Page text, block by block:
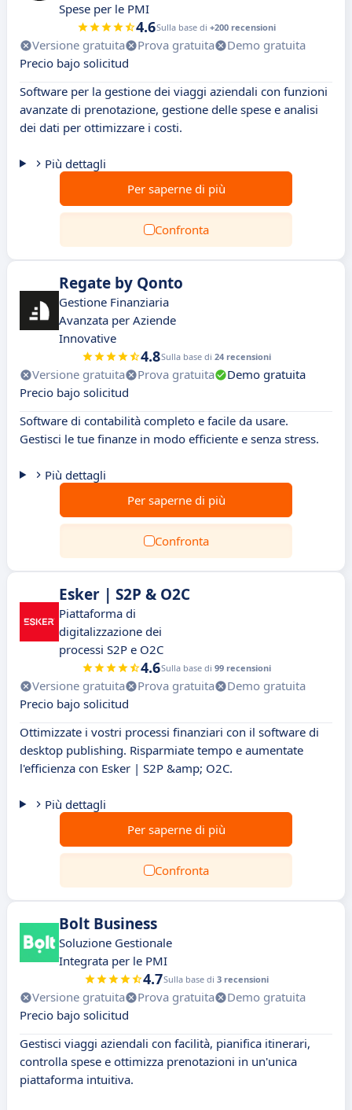
Spese per le PMI
4.6Sulla base di +200 recensioni
Versione gratuita Prova gratuita
Demo gratuita
Precio bajo solicitud
Software per la gestione dei viaggi aziendali con funzioni
avanzate di prenotazione, gestione delle spese e analisi
dei dati per ottimizzare i costi.
Più dettagli
Per saperne di più
Confronta
Regate by Qonto
Gestione Finanziaria
Avanzata per Aziende
Innovative
4.8Sulla base di 24 recensioni
Versione gratuita Prova gratuita
Demo gratuita
Precio bajo solicitud
Software di contabilità completo e facile da usare.
Gestisci le tue finanze in modo efficiente e senza stress.
Più dettagli
Per saperne di più
Confronta
Esker | S2P & O2C
Piattaforma di
digitalizzazione dei
processi S2P e O2C
4.6Sulla base di 99 recensioni
Versione gratuita Prova gratuita
Demo gratuita
Precio bajo solicitud
Ottimizzate i vostri processi finanziari con il software di
desktop publishing. Risparmiate tempo e aumentate
l'efficienza con Esker | S2P &amp; O2C.
Più dettagli
Per saperne di più
Confronta
Bolt Business
Soluzione Gestionale
Integrata per le PMI
4.7Sulla base di 3 recensioni
Versione gratuita Prova gratuita
Demo gratuita
Precio bajo solicitud
Gestisci viaggi aziendali con facilità, pianifica itinerari,
controlla spese e ottimizza prenotazioni in un'unica
piattaforma intuitiva.